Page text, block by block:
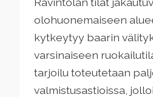
olohuonemaiseen
kytkeytyy baarin
varsinaiseen
tarjoilu toteutetaan
valmistusastioissa,